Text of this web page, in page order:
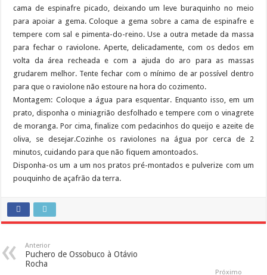
cama de espinafre picado, deixando um leve buraquinho no meio
para apoiar a gema. Coloque a gema sobre a cama de espinafre e
tempere com sal e pimenta-do-reino. Use a outra metade da massa
para fechar o raviolone. Aperte, delicadamente, com os dedos em
volta da área recheada e com a ajuda do aro para as massas
grudarem melhor. Tente fechar com o mínimo de ar possível dentro
para que o raviolone não estoure na hora do cozimento.
Montagem: Coloque a água para esquentar. Enquanto isso, em um
prato, disponha o miniagrião desfolhado e tempere com o vinagrete
de moranga. Por cima, finalize com pedacinhos do queijo e azeite de
oliva, se desejar.Cozinhe os raviolones na água por cerca de 2
minutos, cuidando para que não fiquem amontoados.
Disponha-os um a um nos pratos pré-montados e pulverize com um
pouquinho de açafrão da terra.
Anterior
Puchero de Ossobuco à Otávio
Rocha
Próximo